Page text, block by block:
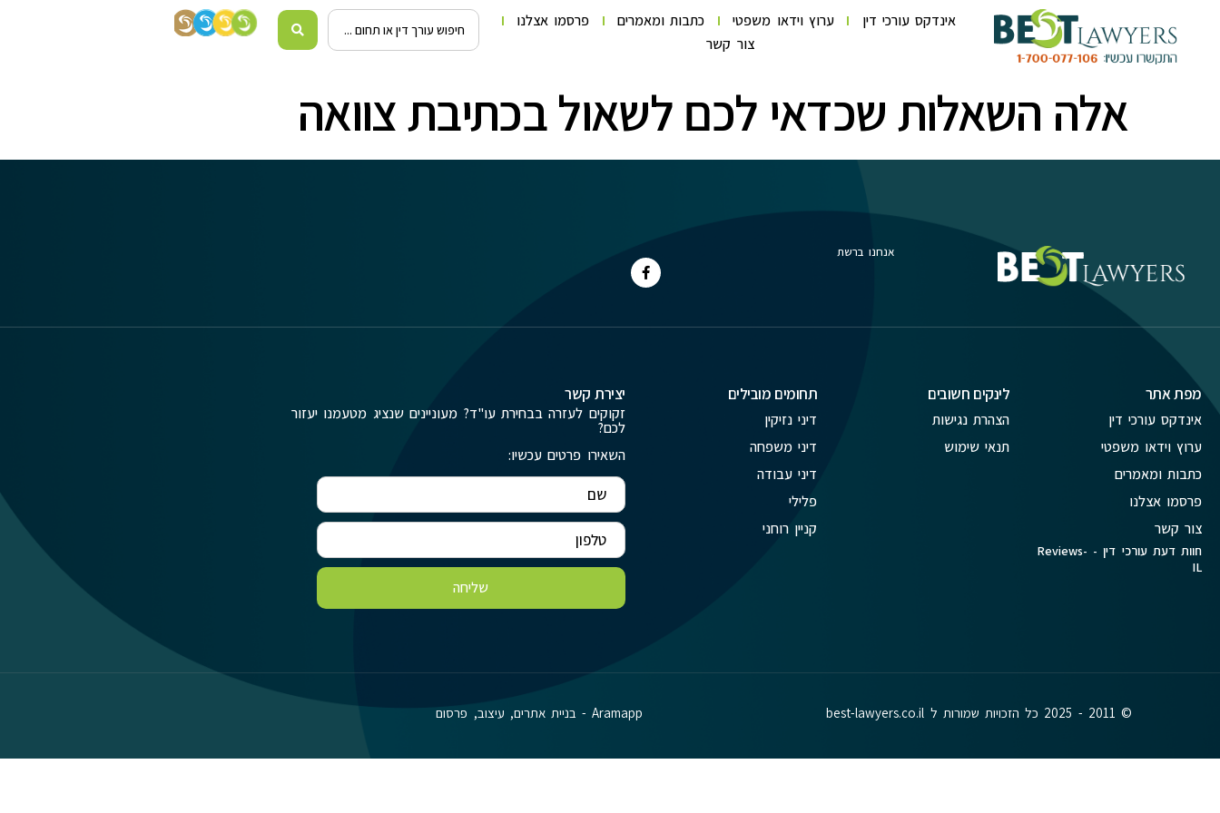
אינדקס עורכי דין ערוץ וידאו משפטי כתבות ומאמרים
פרסמו אצלנו
צור קשר
אלה השאלות שכדאי לכם לשאול בכתיבת צוואה
אנחנו ברשת
מפת אתר
אינדקס עורכי דין
ערוץ וידאו משפטי
כתבות ומאמרים
פרסמו אצלנו
צור קשר
חוות דעת עורכי דין - Reviews-
IL
לינקים חשובים
הצהרת נגישות
תנאי שימוש
תחומים מובילים
דיני נזיקין
דיני משפחה
דיני עבודה
פלילי
קניין רוחני
יצירת קשר
זקוקים לעזרה בבחירת עו"ד? מעוניינים שנציג מטעמנו יעזור
לכם?
השאירו פרטים עכשיו:
שליחה
© 2011 - 2025 כל הזכויות שמורות ל best-lawyers.co.il Aramapp - בניית אתרים, עיצוב, פרסום